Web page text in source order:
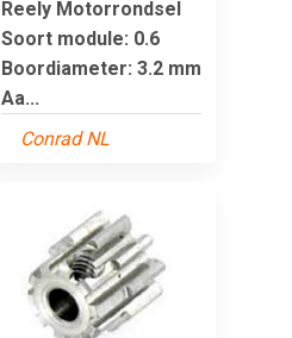
Reely Motorrondsel
Soort module: 0.6
Boordiameter: 3.2 mm
Aa...
Conrad NL